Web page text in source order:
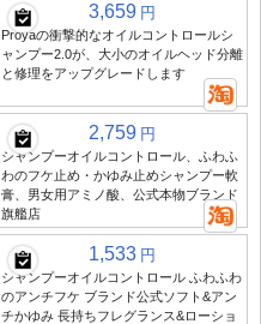
3,659 円
Proyaの衝撃的なオイルコントロールシ
ャンプー2.0が、大小のオイルヘッド分離
と修理をアップグレードします
2,759 円
シャンプーオイルコントロール、ふわふ
わのフケ止め・かゆみ止めシャンプー軟
膏、男女用アミノ酸、公式本物ブランド
旗艦店
1,533 円
シャンプーオイルコントロール ふわふわ
のアンチフケ ブランド公式ソフト&アン
チかゆみ 長持ちフレグランス&ローショ